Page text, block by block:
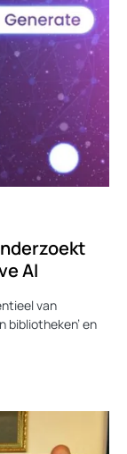
AI
van
bibliotheken’ en